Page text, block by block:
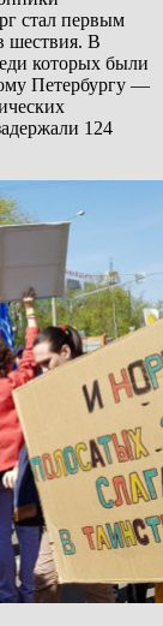
стал первым
шествия. В
которых были
Петербургу —
124